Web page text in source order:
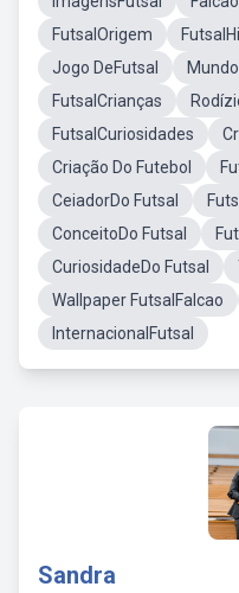
FutsalOrigem
Jogo DeFutsal
FutsalCrianças
FutsalCuriosidades
Criação Do Futebol
CeiadorDo Futsal
ConceitoDo Futsal
CuriosidadeDo Futsal
Wallpaper FutsalFalcao
InternacionalFutsal
Sandra